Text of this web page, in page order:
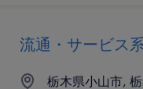
流通・サービス
栃木県小山市,